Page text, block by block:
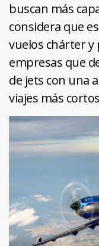
buscan más
considera que
vuelos chárter y
empresas que
de jets con una
viajes más